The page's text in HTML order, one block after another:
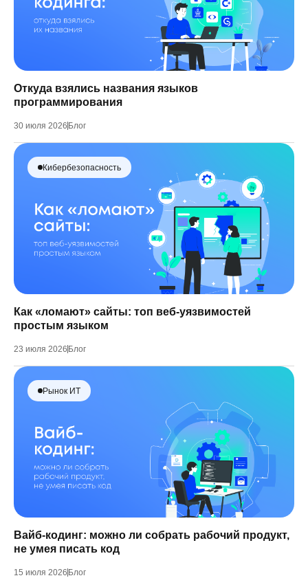
Откуда взялись названия языков
программирования
30 июля 2026 Блог
Кибербезопасность
Как «ломают» сайты: топ веб-уязвимостей
простым языком
23 июля 2026 Блог
Рынок ИТ
Вайб-кодинг: можно ли собрать рабочий продукт,
не умея писать код
15 июля 2026 Блог